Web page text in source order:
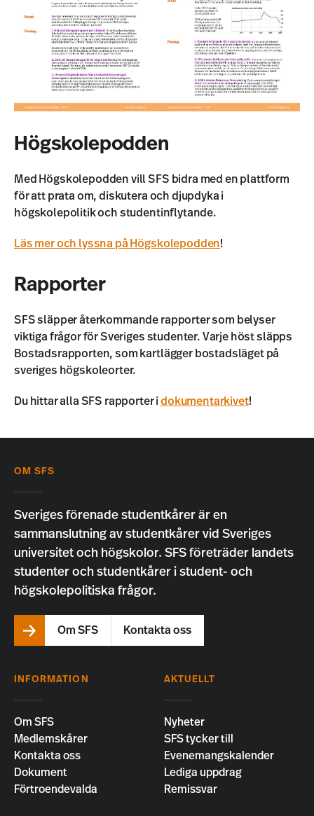
Högskolepodden
Med Högskolepodden vill SFS bidra med en plattform
för att prata om, diskutera och djupdyka i
högskolepolitik och studentinflytande.
Läs mer och lyssna på Högskolepodden!
Rapporter
SFS släpper återkommande rapporter som belyser
viktiga frågor för Sveriges studenter. Varje höst släpps
Bostadsrapporten, som kartlägger bostadsläget på
sveriges högskoleorter.
Du hittar alla SFS rapporter idokumentarkivet!
OM SFS
Sveriges förenade studentkårer är en
sammanslutning av studentkårer vid Sveriges
universitet och högskolor. SFS företräder landets
studenter och studentkårer i student- och
högskolepolitiska frågor.
Om SFS Kontakta oss
INFORMATION
Om SFS
Medlemskårer
Kontakta oss
Dokument
Förtroendevalda
AKTUELLT
Nyheter
SFS tycker till
Evenemangskalender
Lediga uppdrag
Remissvar